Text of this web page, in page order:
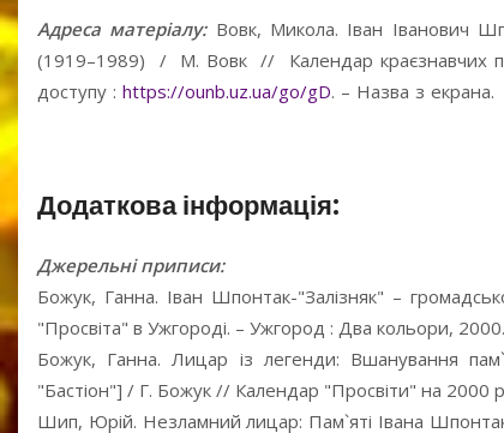
Адреса матеріалу:Вовк, Микола. Іван Іванович
(1919–1989) / М. Вовк // Календар краєзнавчих
доступу : https://ounb.uz.ua/go/gD. – Назва з екрана.
Додаткова інформація:
Джерельні приписи:
Божук, Ганна. Іван Шпонтак-"Залізняк" –
"Просвіта" в Ужгороді. – Ужгород : Два кольори, 2000.
Божук, Ганна. Лицар із легенди: Вшанування
"Бастіон"] / Г. Божук // Календар "Просвіти" на 2000
Шип, Юрій. Незламний лицар: Пам`яті Івана